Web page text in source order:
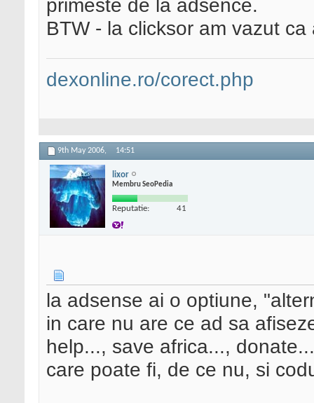
primeste de la adsence.
BTW - la clicksor am vazut
dexonline.ro/corect.php
9th May 2006, 14:51
lixor
Membru SeoPedia
Reputatie: 41
la adsense ai o optiune,
in care nu are ce ad sa
help..., save africa...,
care poate fi, de ce nu, si